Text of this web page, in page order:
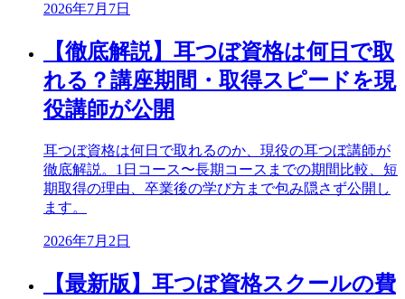
2026年7月7日
【徹底解説】耳つぼ資格は何日で取
れる？講座期間・取得スピードを現
役講師が公開
耳つぼ資格は何日で取れるのか、現役の耳つぼ講師が
徹底解説。1日コース〜長期コースまでの期間比較、短
期取得の理由、卒業後の学び方まで包み隠さず公開し
ます。
2026年7月2日
【最新版】耳つぼ資格スクールの費